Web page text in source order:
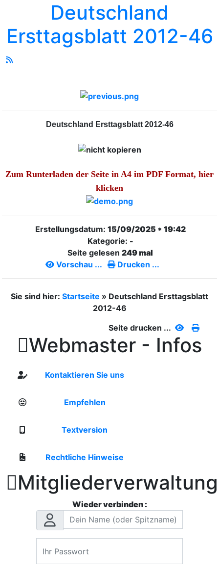
Deutschland
Ersttagsblatt 2012-46
Deutschland Ersttagsblatt2012-46
Zum Runterladen der Seite in A4 im PDF Format, hier
klicken
Erstellungsdatum: 15/09/2025 * 19:42
Kategorie: -
Seite gelesen 249 mal
Vorschau ...
Drucken ...
Sie sind hier: Startseite » Deutschland Ersttagsblatt
2012-46
Seite drucken ...
Webmaster - Infos
Kontaktieren Sie uns
Empfehlen
Textversion
Rechtliche Hinweise
Mitgliederverwaltung
Wieder verbinden :